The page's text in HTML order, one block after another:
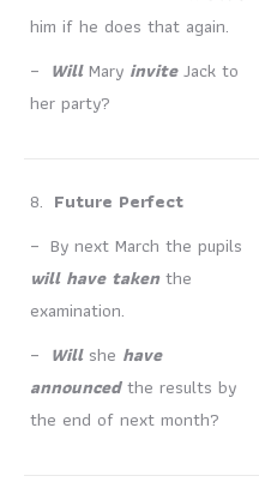
him if he does that again.
– WillMary inviteJack to
her party?
8. Future Perfect
– By next March the pupils
will have takenthe
examination.
– Willshe have
announcedthe results by
the end of next month?